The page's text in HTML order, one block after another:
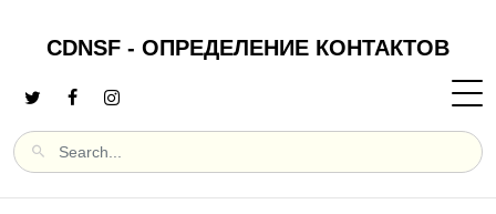
CDNSF - ОПРЕДЕЛЕНИЕ КОНТАКТОВ